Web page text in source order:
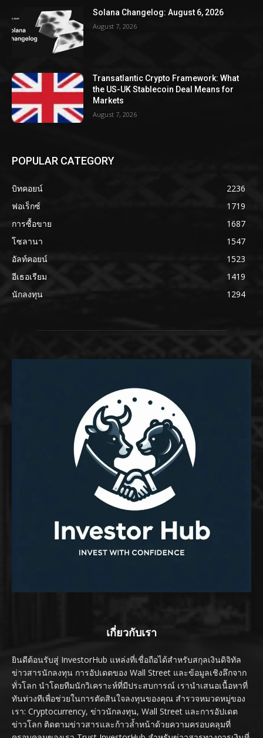
Solana Changelog: August 6, 2026
August 7, 2026
Transatlantic Crypto Framework: What
the US-UK Stablecoin Deal Means for
Markets
August 7, 2026
POPULAR CATEGORY
บิทคอยน์
2236
ฟอเร็กซ์
1719
การซื้อขาย
1687
โซลานา
1547
อัลท์คอยน์
1523
อีเธอเรียม
1419
นักลงทุน
1294
เกี่ยวกับเรา
ยินดีต้อนรับสู่ InvestorHub แหล่งที่เชื่อถือได้สำหรับสกุลเงินดิจิทัล
ข่าวสารนักลงทุน การอัปเดตของ Wall Street และข้อมูลเชิงลึกจาก
ทั่วโลก นำโดยทีมนักวิเคราะห์ที่มีประสบการณ์ เรานำเสนอเนื้อหาที่
ทันท่วงทีเพื่อช่วยในการตัดสินใจลงทุนของคุณ สำรวจหมวดหมู่ของ
เรา: Cryptocurrency, ข่าวนักลงทุน, Wall Street และการอัปเดต
ข่าวโลก ติดตามข่าวสารและก้าวล้ำหน้าด้วยความครอบคลุมที่